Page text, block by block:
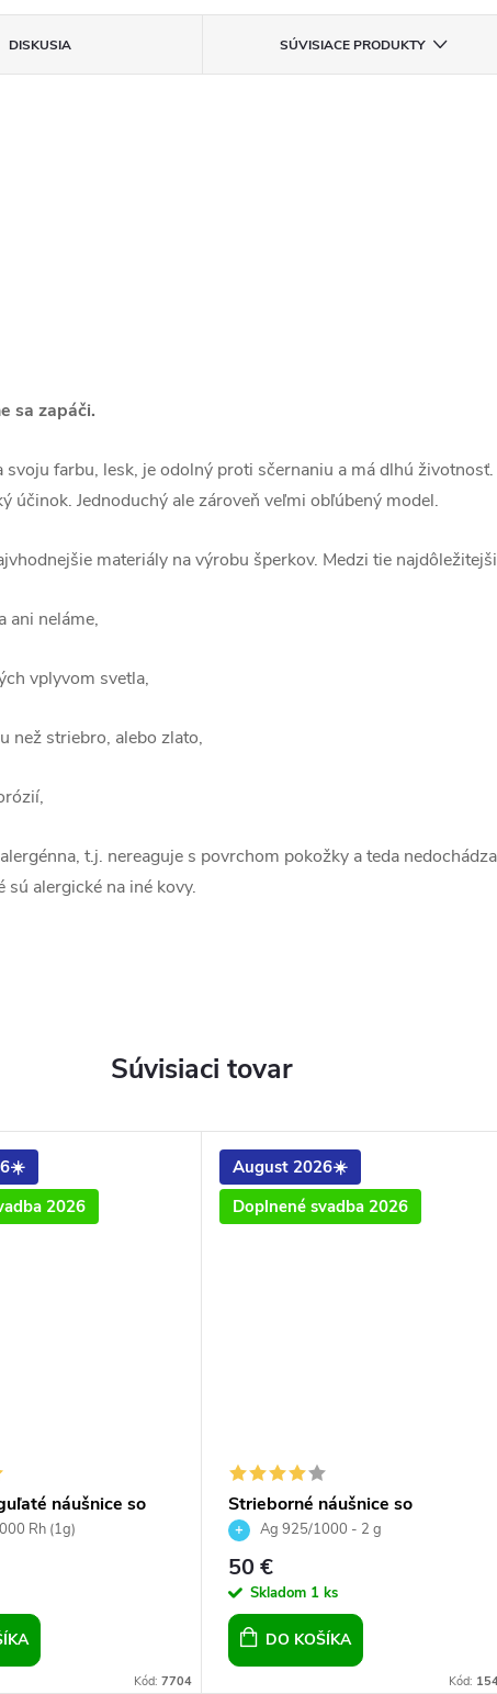
DISKUSIA SÚVISIACE PRODUKTY
sa zapáči.
farbu, lesk, je odolný proti sčernaniu a má dlhú
Jednoduchý ale zároveň veľmi obľúbený model.
materiály na výrobu šperkov. Medzi tie
ani neláme,
vplyvom svetla,
než striebro, alebo zlato,
t.j. nereaguje s povrchom pokožky a teda
sú alergické na iné kovy.
Súvisiaci tovar
2026
náušnice so
- Galaxy
Rh (1g)
Kód: 7704
August 2026☀️
Doplnené svadba 2026
Strieborné náušnice so
Swarovski Crystals okrúhle -
crystal ab
Ag 925/1000 - 2 g
50 €
Skladom 1 ks
DO KOŠÍKA
Kód: